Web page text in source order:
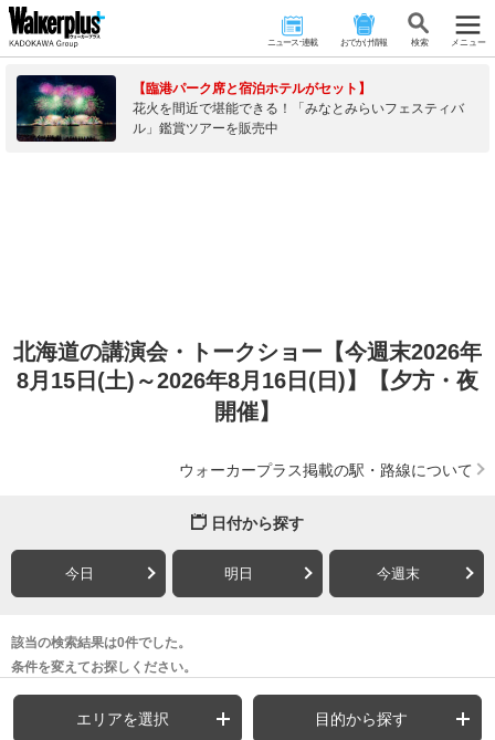
ニュース･連載 おでかけ情報 検 索 メニュー
【臨港パーク席と宿泊ホテルがセット】
花火を間近で堪能できる！「みなとみらいフェスティバ
ル」鑑賞ツアーを販売中
北海道の講演会・トークショー【今週末2026年
8月15日(土)～2026年8月16日(日)】【夕方・夜
開催】
ウォーカープラス掲載の駅・路線について
日付から探す
今日 明日 今週末
該当の検索結果は0件でした。
条件を変えてお探しください。
エリアを選択 目的から探す